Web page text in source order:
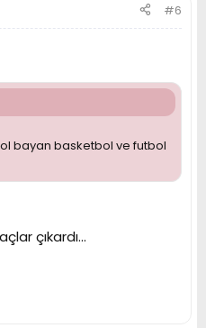
#6
bayan basketbol ve futbol
çıkardı...